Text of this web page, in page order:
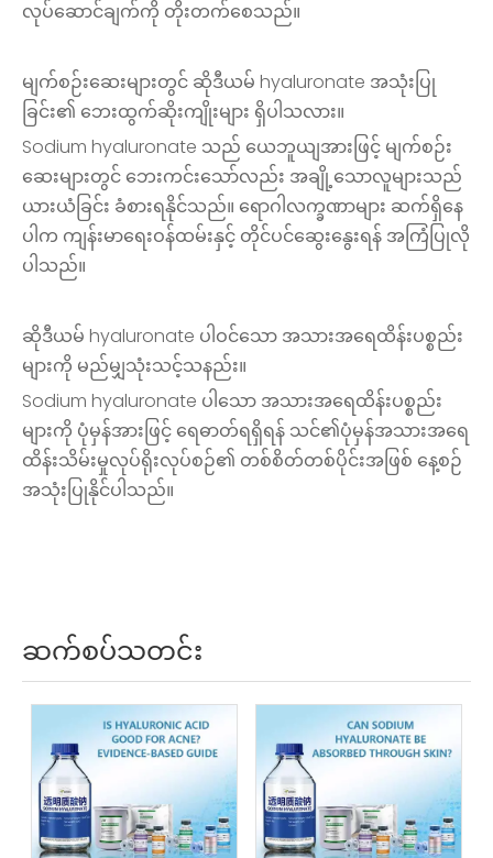
လုပ်ဆောင်ချက်ကို တိုးတက်စေသည်။
မျက်စဉ်းဆေးများတွင် ဆိုဒီယမ် hyaluronate အသုံးပြု
ခြင်း၏ ဘေးထွက်ဆိုးကျိုးများ ရှိပါသလား။
Sodium hyaluronate သည် ယေဘူယျအားဖြင့် မျက်စဉ်း
ဆေးများတွင် ဘေးကင်းသော်လည်း အချို့သောလူများသည်
ယားယံခြင်း ခံစားရနိုင်သည်။ ရောဂါလက္ခဏာများ ဆက်ရှိနေ
ပါက ကျန်းမာရေးဝန်ထမ်းနှင့် တိုင်ပင်ဆွေးနွေးရန် အကြံပြုလို
ပါသည်။
ဆိုဒီယမ် hyaluronate ပါဝင်သော အသားအရေထိန်းပစ္စည်း
များကို မည်မျှသုံးသင့်သနည်း။
Sodium hyaluronate ပါသော အသားအရေထိန်းပစ္စည်း
များကို ပုံမှန်အားဖြင့် ရေဓာတ်ရရှိရန် သင်၏ပုံမှန်အသားအရေ
ထိန်းသိမ်းမှုလုပ်ရိုးလုပ်စဉ်၏ တစ်စိတ်တစ်ပိုင်းအဖြစ် နေ့စဉ်
အသုံးပြုနိုင်ပါသည်။
ဆက်စပ်သတင်း